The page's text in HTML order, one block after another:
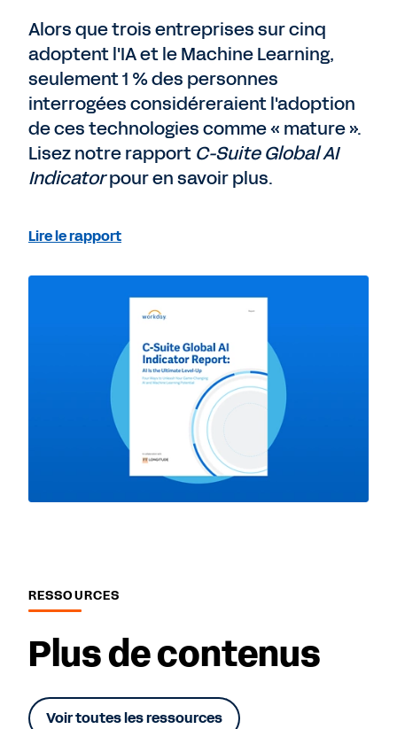
Alors que trois entreprises sur cinq
adoptent l'IA et le Machine Learning,
seulement 1 % des personnes
interrogées considéreraient l'adoption
de ces technologies comme « mature ».
Lisez notre rapport C-Suite Global AI
Indicatorpour en savoir plus.
Lire le rapport
RESSOURCES
Plus de contenus
Voir toutes les ressources